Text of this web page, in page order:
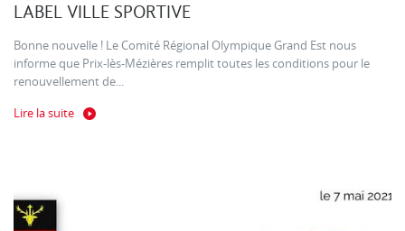
LABEL VILLE SPORTIVE
Bonne nouvelle ! Le Comité Régional Olympique Grand Est nous
informe que Prix-lès-Mézières remplit toutes les conditions pour le
renouvellement de...
Lire la suite